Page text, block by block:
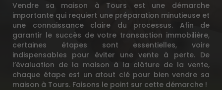
Vendre sa maison à Tours est une démarche
importante qui requiert une préparation minutieuse et
une connaissance claire du processus. Afin de
garantir le succès de votre transaction immobilière,
certaines étapes sont essentielles, voire
indispensables pour éviter une vente à perte. De
l’évaluation de la maison à la clôture de la vente,
chaque étape est un atout clé pour bien vendre sa
maison à Tours. Faisons le point sur cette démarche !